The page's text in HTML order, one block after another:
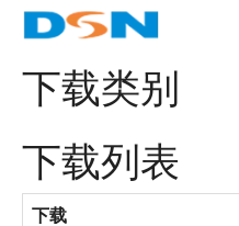
下载类别
下载列表
下载